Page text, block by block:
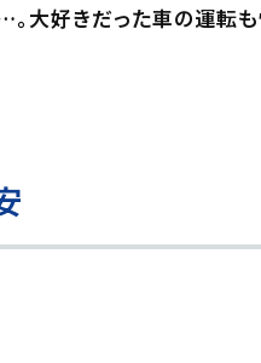
。大好きだった車の運転も